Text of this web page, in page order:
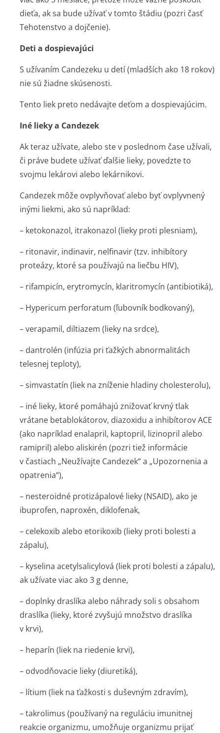
dieťa, ak sa bude užívať v tomto štádiu (pozri časť
Tehotenstvo a dojčenie).
Deti a dospievajúci
S užívaním Candezeku u detí (mladších ako 18 rokov)
nie sú žiadne skúsenosti.
Tento liek preto nedávajte deťom a dospievajúcim.
Iné lieky a Candezek
Ak teraz užívate, alebo ste v poslednom čase užívali,
či práve budete užívať ďalšie lieky, povedzte to
svojmu lekárovi alebo lekárnikovi.
Candezek môže ovplyvňovať alebo byť ovplyvnený
inými liekmi, ako sú napríklad:
– ketokonazol, itrakonazol (lieky proti plesniam),
– ritonavir, indinavir, nelfinavir (tzv. inhibítory
proteázy, ktoré sa používajú na liečbu HIV),
– rifampicín, erytromycín, klaritromycín (antibiotiká),
– Hypericum perforatum (ľubovník bodkovaný),
– verapamil, diltiazem (lieky na srdce),
– dantrolén (infúzia pri ťažkých abnormalitách
telesnej teploty),
– simvastatín (liek na zníženie hladiny cholesterolu),
– iné lieky, ktoré pomáhajú znižovať krvný tlak
vrátane betablokátorov, diazoxidu a inhibítorov ACE
(ako napríklad enalapril, kaptopril, lizinopril alebo
ramipril) alebo aliskirén (pozri tiež informácie
v častiach „Neužívajte Candezek“ a „Upozornenia a
opatrenia“),
– nesteroidné protizápalové lieky (NSAID), ako je
ibuprofen, naproxén, diklofenak,
– celekoxib alebo etorikoxib (lieky proti bolesti a
zápalu),
– kyselina acetylsalicylová (liek proti bolesti a zápalu),
ak užívate viac ako 3 g denne,
– doplnky draslíka alebo náhrady soli s obsahom
draslíka (lieky, ktoré zvyšujú množstvo draslíka
v krvi),
– heparín (liek na riedenie krvi),
– odvodňovacie lieky (diuretiká),
– lítium (liek na ťažkosti s duševným zdravím),
– takrolimus (používaný na reguláciu imunitnej
reakcie organizmu, umožňuje organizmu prijať